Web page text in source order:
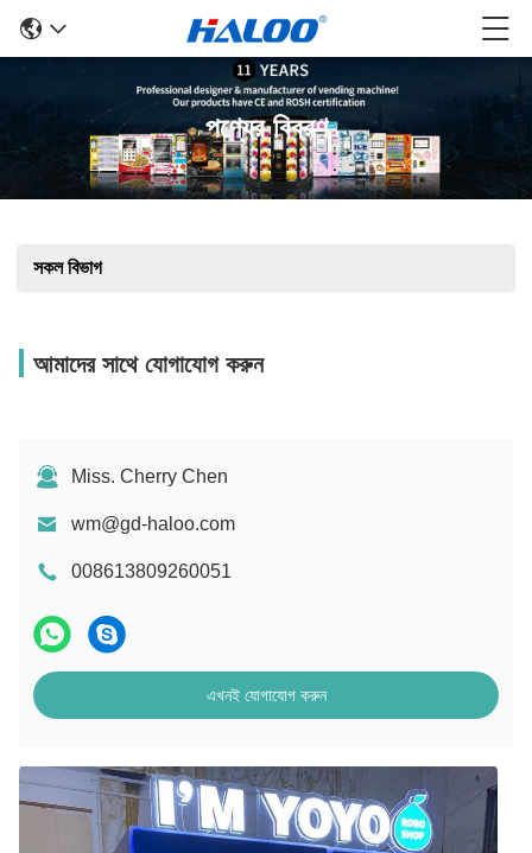
পণ্যের বিবরণ
সকল বিভাগ
আমাদের সাথে যোগাযোগ করুন
Miss. Cherry Chen
wm@gd-haloo.com
008613809260051
এখনই যোগাযোগ করুন